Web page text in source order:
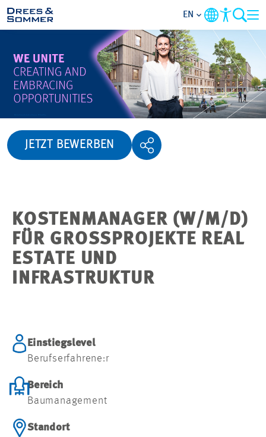
OVERVIEW
ABOUT US
AREAS OF ACTIVITY
ALL ABOUT APPLYING
JOB-OPPORTUNITIES
EN
JETZT BEWERBEN
KOSTENMANAGER (W/M/D)
FÜR GROSSPROJEKTE REAL E
STATE UND I
NFRASTRUKTUR
Einstiegslevel
Berufserfahrene:r
Bereich
Baumanagement
Standort